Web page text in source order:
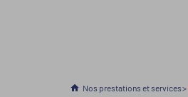
Accueil
Nos prestations et services